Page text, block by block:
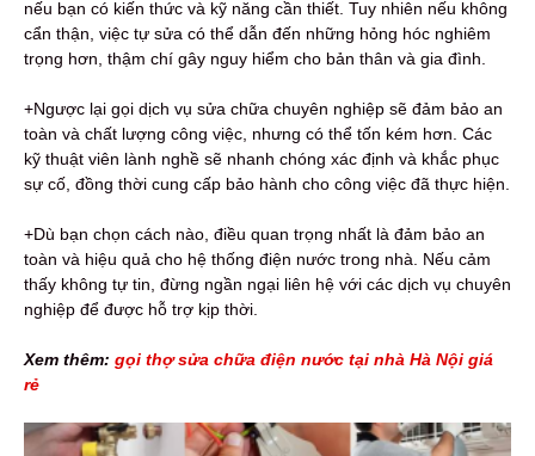
nếu bạn có kiến thức và kỹ năng cần thiết. Tuy nhiên nếu không
cẩn thận, việc tự sửa có thể dẫn đến những hỏng hóc nghiêm
trọng hơn, thậm chí gây nguy hiểm cho bản thân và gia đình.
+Ngược lại gọi dịch vụ sửa chữa chuyên nghiệp sẽ đảm bảo an
toàn và chất lượng công việc, nhưng có thể tốn kém hơn. Các
kỹ thuật viên lành nghề sẽ nhanh chóng xác định và khắc phục
sự cố, đồng thời cung cấp bảo hành cho công việc đã thực hiện.
+Dù bạn chọn cách nào, điều quan trọng nhất là đảm bảo an
toàn và hiệu quả cho hệ thống điện nước trong nhà. Nếu cảm
thấy không tự tin, đừng ngần ngại liên hệ với các dịch vụ chuyên
nghiệp để được hỗ trợ kịp thời.
Xem thêm: gọi thợ sửa chữa điện nước tại nhà Hà Nội giá
rẻ